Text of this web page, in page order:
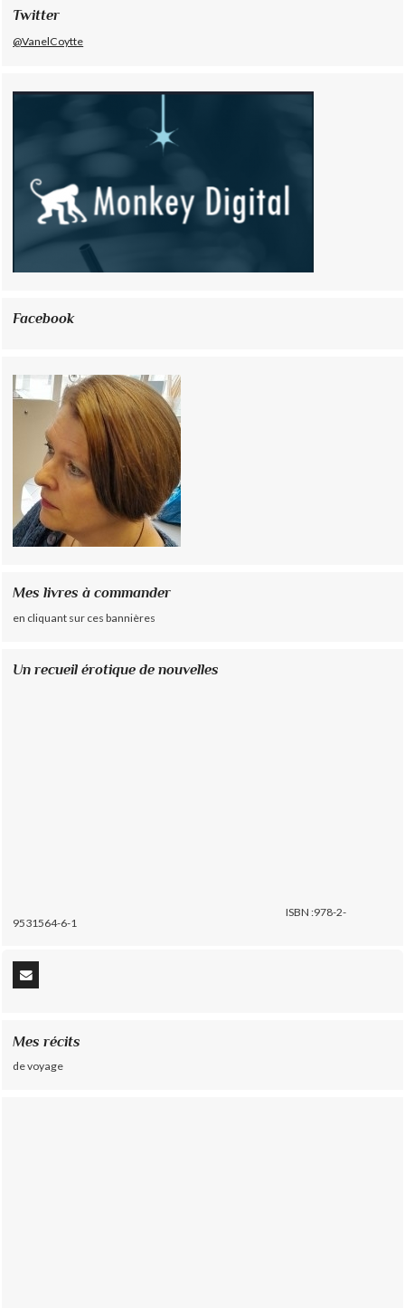
Twitter
@VanelCoytte
Facebook
Mes livres à commander
en cliquant sur ces bannières
Un recueil érotique de nouvelles
ISBN :978-2-
9531564-6-1
Mes récits
de voyage